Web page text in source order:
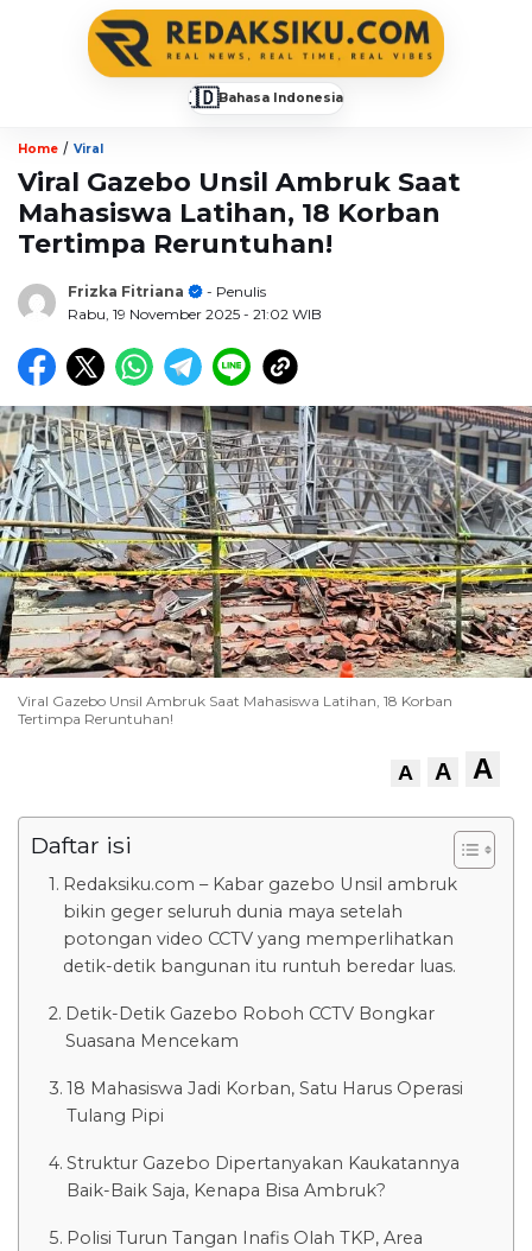
🇮🇩Bahasa Indonesia
Home / Viral
Viral Gazebo Unsil Ambruk Saat
Mahasiswa Latihan, 18 Korban
Tertimpa Reruntuhan!
Frizka Fitriana
- Penulis
Rabu, 19 November 2025 - 21:02 WIB
Viral Gazebo Unsil Ambruk Saat Mahasiswa Latihan, 18 Korban
Tertimpa Reruntuhan!
A A A
Daftar isi
Redaksiku.com – Kabar gazebo Unsil ambruk
bikin geger seluruh dunia maya setelah
potongan video CCTV yang memperlihatkan
detik-detik bangunan itu runtuh beredar luas.
Detik-Detik Gazebo Roboh CCTV Bongkar
Suasana Mencekam
18 Mahasiswa Jadi Korban, Satu Harus Operasi
Tulang Pipi
Struktur Gazebo Dipertanyakan Kaukatannya
Baik-Baik Saja, Kenapa Bisa Ambruk?
Polisi Turun Tangan Inafis Olah TKP, Area